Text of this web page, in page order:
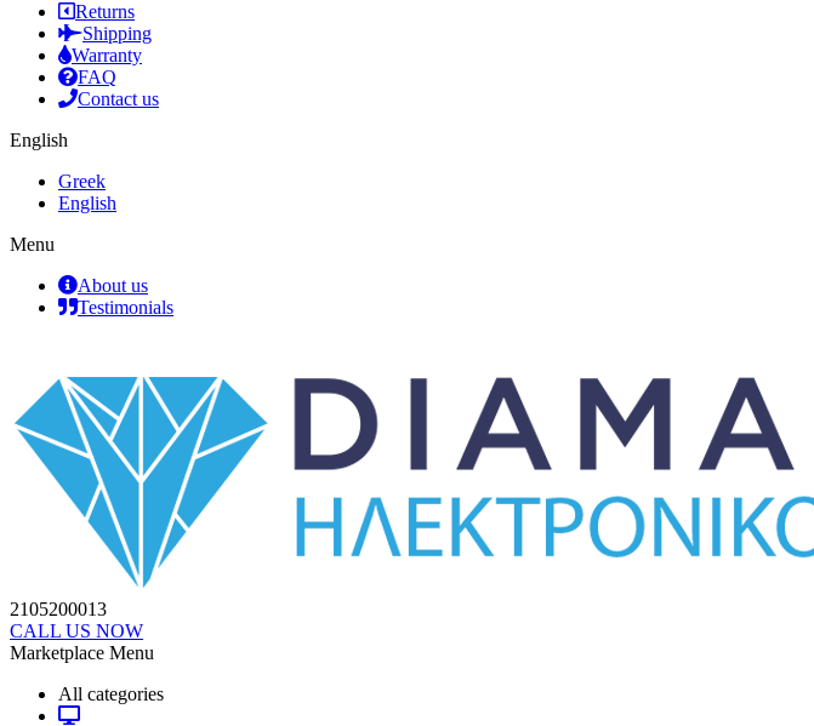
Returns
Shipping
Warranty
FAQ
Contact us
English
Greek
English
Menu
About us
Testimonials
2105200013
CALL US NOW
Marketplace Menu
All categories